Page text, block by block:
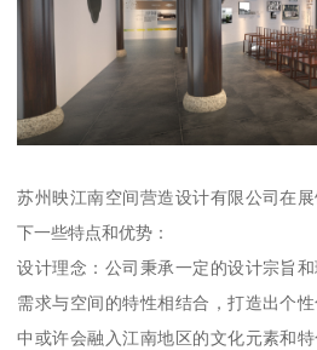
苏州映江南空间营造设计有限公司在
下一些特点和优势：
设计理念：公司秉承一定的设计宗旨
需求与空间的特性相结合，打造出个
中或许会融入江南地区的文化元素和